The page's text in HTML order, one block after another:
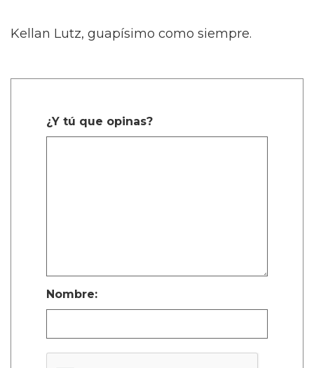
Kellan Lutz, guapísimo como siempre.
¿Y tú que opinas?
Nombre: